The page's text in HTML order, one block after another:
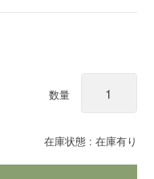
在庫状態 : 在庫有り
数量